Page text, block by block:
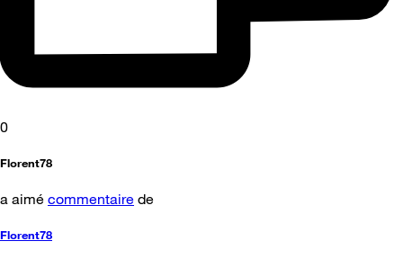
0
Florent78
a aimé commentaire de
Florent78